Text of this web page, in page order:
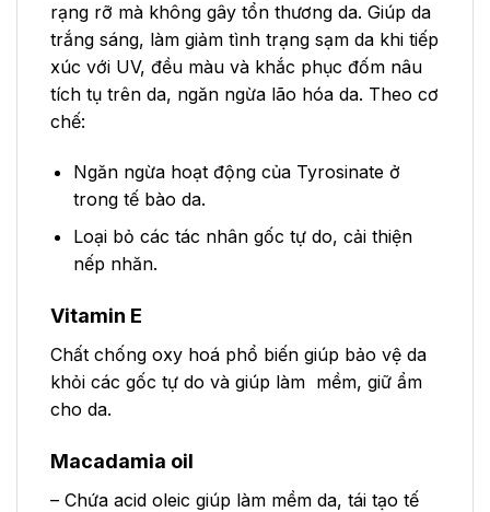
rạng rỡ mà không gây tổn thương da. Giúp da
trắng sáng, làm giảm tình trạng sạm da khi tiếp
xúc với UV, đều màu và khắc phục đốm nâu
tích tụ trên da, ngăn ngừa lão hóa da. Theo cơ
chế:
Ngăn ngừa hoạt động của Tyrosinate ở
trong tế bào da.
Loại bỏ các tác nhân gốc tự do, cải thiện
nếp nhăn.
Vitamin E
Chất chống oxy hoá phổ biến giúp bảo vệ da
khỏi các gốc tự do và giúp làm mềm, giữ ẩm
cho da.
Macadamia oil
– Chứa acid oleic giúp làm mềm da, tái tạo tế